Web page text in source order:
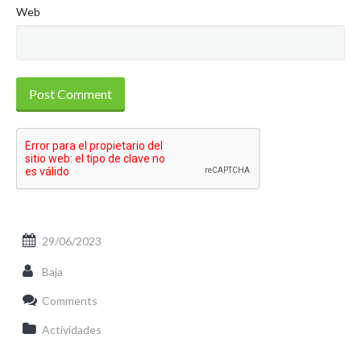
Web
29/06/2023
Baja
Comments
Actividades